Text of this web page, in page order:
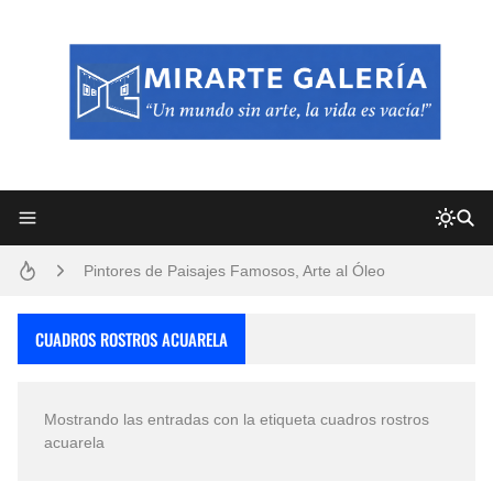
Pintores de Paisajes Famosos, Arte al Óleo
CUADROS ROSTROS ACUARELA
Mostrando las entradas con la etiqueta cuadros rostros
acuarela